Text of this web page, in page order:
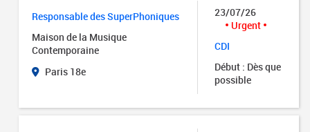
Responsable des SuperPhoniques
Maison de la Musique
Contemporaine
Paris 18e
23/07/26
Urgent
CDI
Début : Dès que
possible